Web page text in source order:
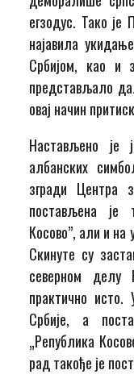
егзодус. Тако
најавила
Србијом, као и
представљало
овај начин
Настављено је
албанских
згради Центра
постављена је
Косово”, али и
Скинуте су
северном делу
практично
Србије, а
„Република
рад такође је